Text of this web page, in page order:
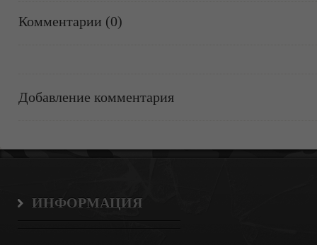
Комментарии (0)
Добавление комментария
ИНФОРМАЦИЯ